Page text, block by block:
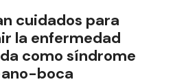
cuidados para
la enfermedad
como síndrome
boca